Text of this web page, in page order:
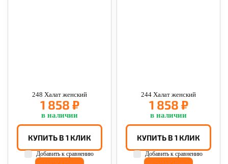
248 Халат женский
1 858 ₽
в наличии
КУПИТЬ В 1 КЛИК
Добавить к сравнению
244 Халат женский
1 858 ₽
в наличии
КУПИТЬ В 1 КЛИК
Добавить к сравнению